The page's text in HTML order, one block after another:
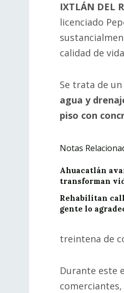
IXTLÁN DEL
licenciado
calidad de
Se trata de
agua y
piso con
Notas
Ahuacatlán
transforman
Rehabilitan
gente lo
treintena de
Durante este